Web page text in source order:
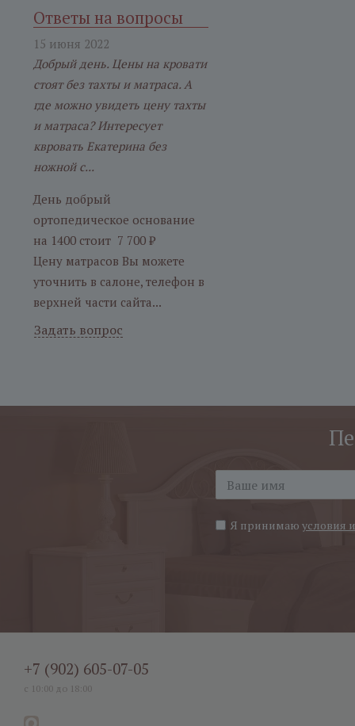
Ответы на вопросы
15 июня 2022
Добрый день. Цены на кровати
стоят без тахты и матраса. А
где можно увидеть цену тахты
и матраса? Интересует
квровать Екатерина без
ножной с...
День добрый
ортопедическое основание
на 1400 стоит 7 700 ₽
Цену матрасов Вы можете
уточнить в салоне, телефон в
верхней части сайта...
Задать вопрос
Я принимаю условия
+7 (902) 605-07-05
с 10:00 до 18:00